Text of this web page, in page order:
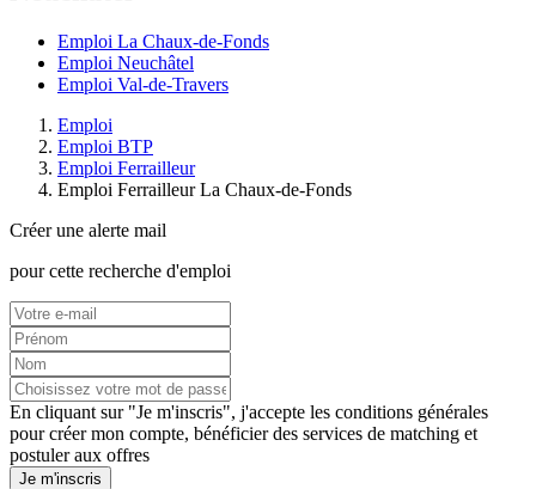
Emploi La Chaux-de-Fonds
Emploi Neuchâtel
Emploi Val-de-Travers
Emploi
Emploi BTP
Emploi Ferrailleur
Emploi Ferrailleur La Chaux-de-Fonds
Créer une alerte mail
pour cette recherche d'emploi
En cliquant sur "Je m'inscris", j'accepte les conditions générales
pour créer mon compte, bénéficier des services de matching et
postuler aux offres
Je m'inscris